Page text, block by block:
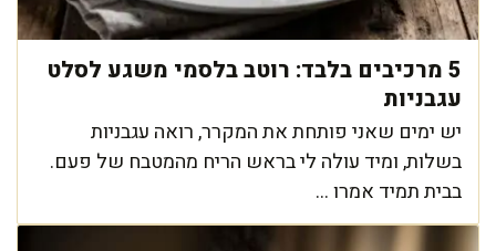
5 מרכיבים בלבד: רוטב בלסמי משגע לסלט
עגבניות
יש ימים שאני פותחת את המקרר, רואה עגבניות
בשלות, ומיד עולה לי בראש הריח מהמטבח של פעם.
בבית תמיד אמרו ...